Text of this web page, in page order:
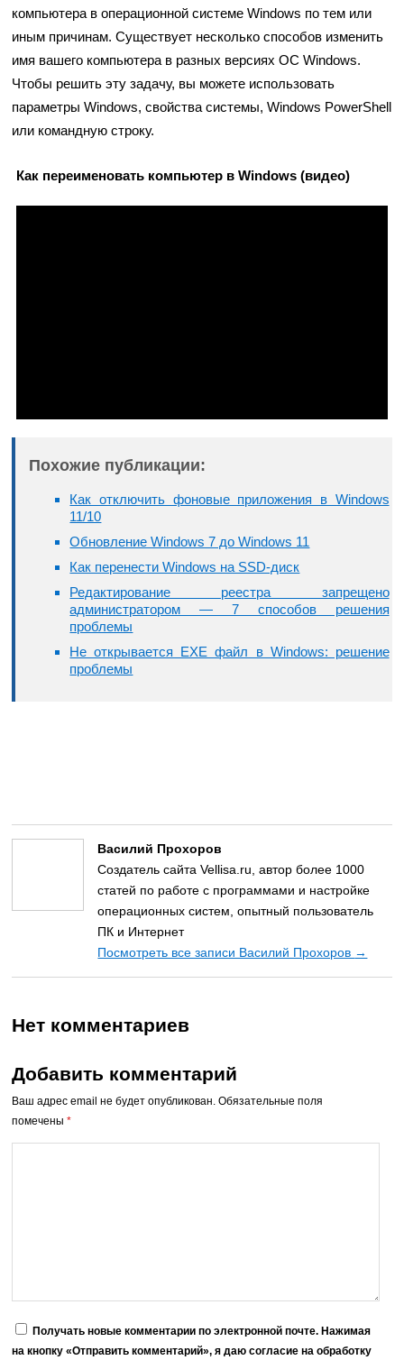
компьютера в операционной системе Windows по тем или
иным причинам. Существует несколько способов изменить
имя вашего компьютера в разных версиях ОС Windows.
Чтобы решить эту задачу, вы можете использовать
параметры Windows, свойства системы, Windows PowerShell
или командную строку.
Как переименовать компьютер в Windows (видео)
Похожие публикации:
Как отключить фоновые приложения в Windows
11/10
Обновление Windows 7 до Windows 11
Как перенести Windows на SSD-диск
Редактирование реестра запрещено
администратором — 7 способов решения
проблемы
Не открывается EXE файл в Windows: решение
проблемы
Василий Прохоров
Создатель сайта Vellisa.ru, автор более 1000
статей по работе с программами и настройке
операционных систем, опытный пользователь
ПК и Интернет
Посмотреть все записи Василий Прохоров →
Нет комментариев
Добавить комментарий
Ваш адрес email не будет опубликован. Обязательные поля
помечены*
Получать новые комментарии по электронной почте. Нажимая
на кнопку «Отправить комментарий», я даю согласие на обработку